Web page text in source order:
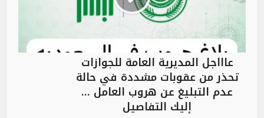
عاااجل المديرية العامة للجوازات
تحذر من عقوبات مشددة في حالة
عدم التبليغ عن هروب العامل …
إليك التفاصيل